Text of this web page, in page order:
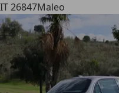
IT 26847Maleo